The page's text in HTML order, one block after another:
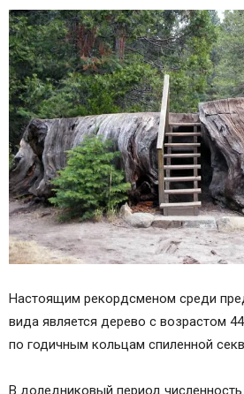
Настоящим рекордсменом среди
вида является дерево с возрастом
по годичным кольцам спиленной
В доледниковый период численность